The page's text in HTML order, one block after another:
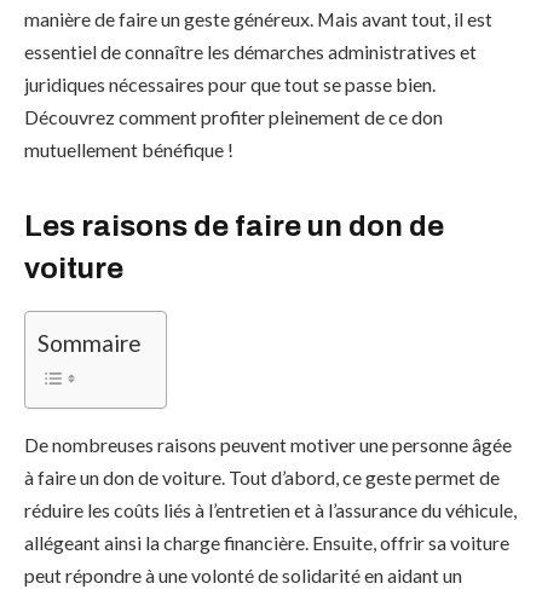
manière de faire un geste généreux. Mais avant tout, il est
essentiel de connaître les démarches administratives et
juridiques nécessaires pour que tout se passe bien.
Découvrez comment profiter pleinement de ce don
mutuellement bénéfique !
Les raisons de faire un don de
voiture
Sommaire
De nombreuses raisons peuvent motiver une personne âgée
à faire un don de voiture. Tout d’abord, ce geste permet de
réduire les coûts liés à l’entretien et à l’assurance du véhicule,
allégeant ainsi la charge financière. Ensuite, offrir sa voiture
peut répondre à une volonté de solidarité en aidant un